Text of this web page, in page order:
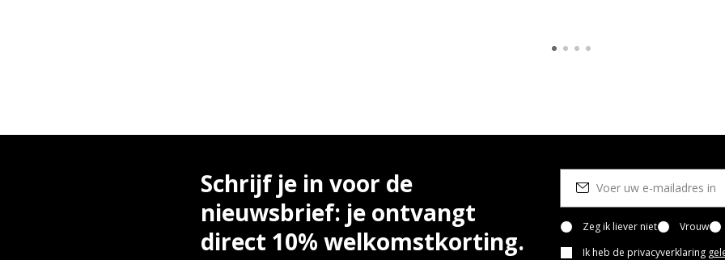
Schrijf je in voor de
nieuwsbrief: je ontvangt
direct 10% welkomstkorting.
Zeg ik liever niet Vrouw
Ik heb de privacyverklaring